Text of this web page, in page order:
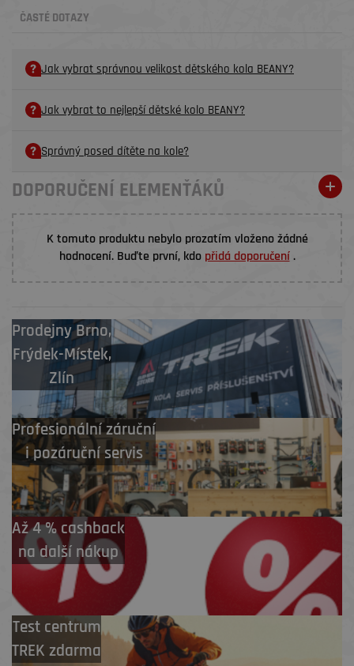
ČASTÉ DOTAZY
Jak vybrat správnou velikost dětského kola BEANY?
Jak vybrat to nejlepší dětské kolo BEANY?
Správný posed dítěte na kole?
DOPORUČENÍ ELEMENŤÁKŮ
K tomuto produktu nebylo prozatím vloženo žádné
hodnocení. Buďte první, kdo přidá doporučení.
ProdejnyBrno,
Frýdek-Místek,
Zlín
Profesionální záruční
i pozáruční servis
Až 4 % cashback
na další nákup
Test centrum
TREK zdarma